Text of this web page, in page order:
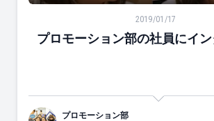
2019/01/17
プロモーション部の社員にイン
プロモーション部